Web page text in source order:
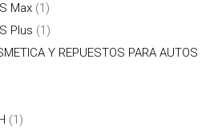
Max (1)
Plus (1)
Y REPUESTOS PARA AUTOS
(1)